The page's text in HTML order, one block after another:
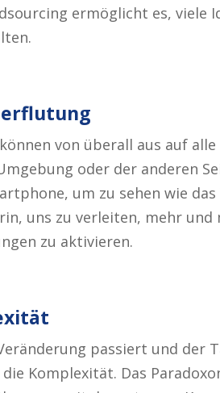
ermöglicht es, viele
von überall aus auf
oder der anderen
um zu sehen wie
uns zu verleiten, mehr
zu aktivieren.
passiert und der
Komplexität. Das